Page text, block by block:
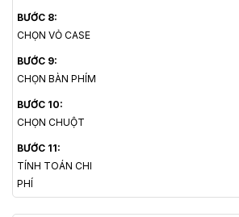
BƯỚC 8:
CHỌN VỎ CASE
BƯỚC 9:
CHỌN BÀN PHÍM
BƯỚC 10:
CHỌN CHUỘT
BƯỚC 11:
TÍNH TOÁN CHI
PHÍ